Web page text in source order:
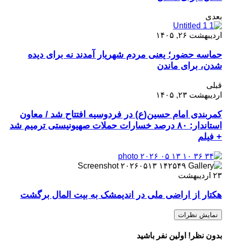
بعدی
اردیبهشت ۲۶, ۱۴۰۵
حماسه حضور؛ یعنی مردم شهریار آمدند نه برای دیده
شدن، برای ماندن
قبلی
اردیبهشت ۲۳, ۱۴۰۵
کمربندی امام حسین(ع) در فردوسیه افتتاح شد / معاون
استاندار: ۸۰ درصد خسارات حملات صهیونیستی ترمیم شد
+ فیلم
۲۳ اردیبهشت
هکتار از اراضی ملی در اندیمشک به بیت المال برگشت
نمایش نظرات
بدون نظر! اولین نفر باشید